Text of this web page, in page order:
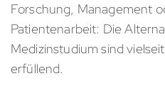
Forschung, Management
Patientenarbeit: Die
Medizinstudium sind
erfüllend.